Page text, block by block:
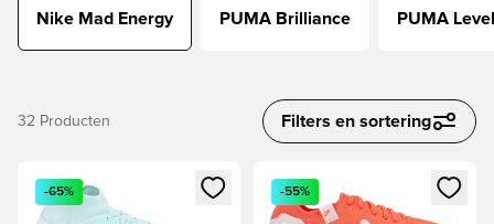
Nike Mad Energy PUMA Brilliance PUMA
32 Producten Filters en sortering
Opent een venster om in te loggen of je aan te melden als
-65%
Opent een venster om in te
-55%